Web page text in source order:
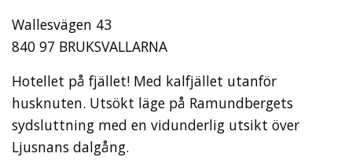
Wallesvägen 43
840 97 BRUKSVALLARNA
Hotellet på fjället! Med kalfjället utanför
husknuten. Utsökt läge på Ramundbergets
sydsluttning med en vidunderlig utsikt över
Ljusnans dalgång.